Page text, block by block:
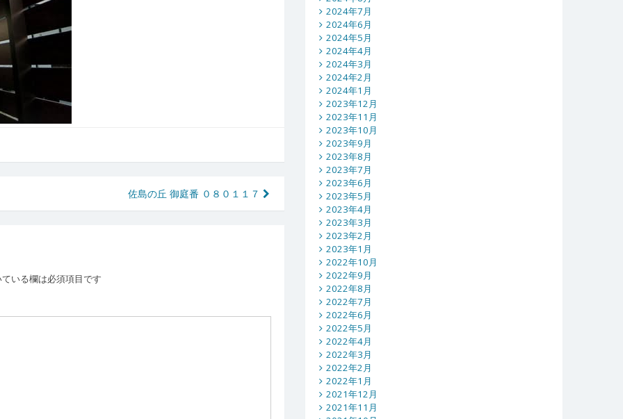
佐島の丘 御庭番 ０８０１１７
いる欄は必須項目です
2024年7月
2024年6月
2024年5月
2024年4月
2024年3月
2024年2月
2024年1月
2023年12月
2023年11月
2023年10月
2023年9月
2023年8月
2023年7月
2023年6月
2023年5月
2023年4月
2023年3月
2023年2月
2023年1月
2022年10月
2022年9月
2022年8月
2022年7月
2022年6月
2022年5月
2022年4月
2022年3月
2022年2月
2022年1月
2021年12月
2021年11月